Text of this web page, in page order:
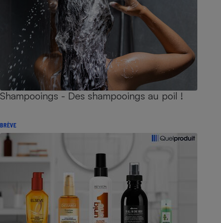
Shampooings - Des shampooings au poil !
BRÈVE